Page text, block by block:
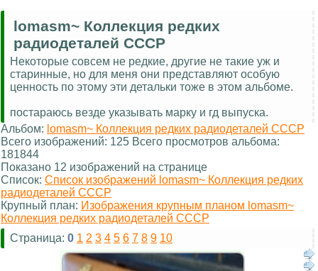
lomasm~ Коллекция редких
радиодеталей СССР
Некоторые совсем не редкие, другие не такие уж и
старинные, но для меня они представляют особую
ценность по этому эти детальки тоже в этом альбоме.
постараюсь везде указывать марку и гд выпуска.
Альбом: lomasm~ Коллекция редких радиодеталей СССР
Всего изображений: 125 Всего просмотров альбома:
181844
Показано 12 изображений на странице
Список: Список изображений lomasm~ Коллекция редких
радиодеталей СССР
Крупный план: Изображения крупным планом lomasm~
Коллекция редких радиодеталей СССР
Страница: 0 1 2 3 4 5 6 7 8 9 10